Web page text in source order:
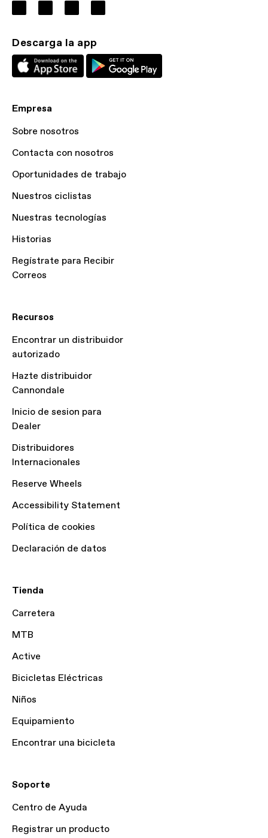
Descarga la app
Empresa
Sobre nosotros
Contacta con nosotros
Oportunidades de trabajo
Nuestros ciclistas
Nuestras tecnologías
Historias
Regístrate para Recibir
Correos
Recursos
Encontrar un distribuidor
autorizado
Hazte distribuidor
Cannondale
Inicio de sesion para
Dealer
Distribuidores
Internacionales
Reserve Wheels
Accessibility Statement
Política de cookies
Declaración de datos
Tienda
Carretera
MTB
Active
Bicicletas Eléctricas
Niños
Equipamiento
Encontrar una bicicleta
Soporte
Centro de Ayuda
Registrar un producto